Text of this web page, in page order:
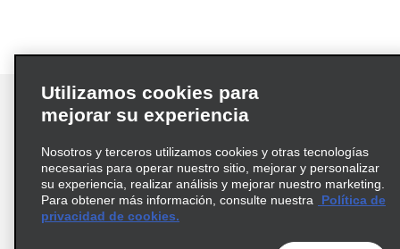
Términos de uso
Política de privacidad
Política de cookies
Información de Salud del Consumidor
Utilizamos cookies para
mejorar su experiencia
Nosotros y terceros utilizamos cookies y otras tecnologías
necesarias para operar nuestro sitio, mejorar y personalizar
su experiencia, realizar análisis y mejorar nuestro marketing.
Para obtener más información, consulte nuestra
Política de
privacidad de cookies.